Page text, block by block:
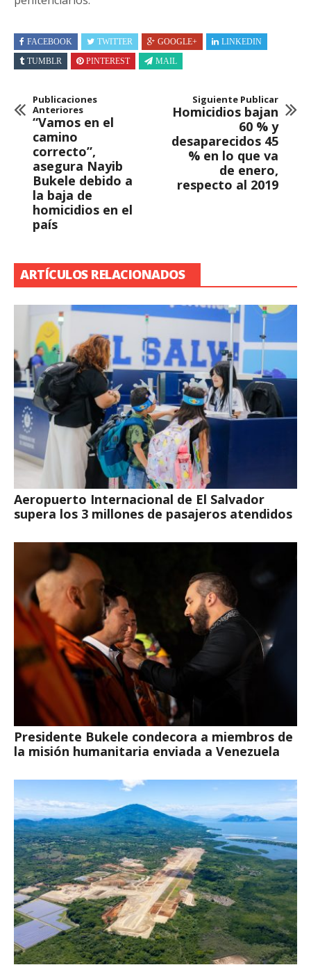
FACEBOOK TWITTER GOOGLE+
LINKEDIN
TUMBLR
PINTEREST MAIL
Publicaciones
Anteriores
“Vamos en el
camino
correcto”,
asegura Nayib
Bukele debido a
la baja de
homicidios en el
país
Siguiente Publicar
Homicidios bajan
60 % y
desaparecidos 45
% en lo que va
de enero,
respecto al 2019
ARTÍCULOS RELACIONADOS
Aeropuerto Internacional de El Salvador
supera los 3 millones de pasajeros atendidos
Presidente Bukele condecora a miembros de
la misión humanitaria enviada a Venezuela